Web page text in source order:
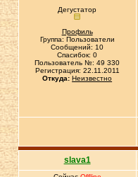
Дегустатор
Профиль
Группа: Пользователи
Сообщений: 10
Спасибок: 0
Пользователь №: 49 330
Регистрация: 22.11.2011
Откуда: Неизвестно
slava1